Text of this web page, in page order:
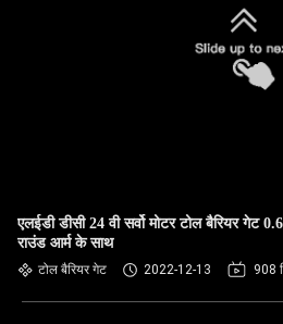
एलईडी डीसी 24 वी सर्वो मोटर टोल बैरियर गेट
राउंड आर्म के साथ
टोल बैरियर गेट 2022-12-13 908